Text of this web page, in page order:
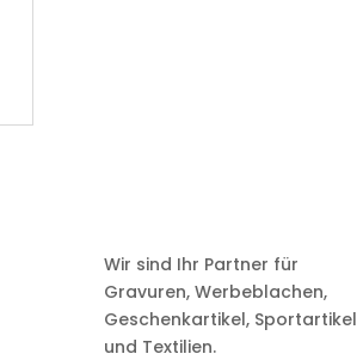
Wir sind Ihr Partner für
Gravuren, Werbeblachen,
Geschenkartikel, Sportartikel
und Textilien.